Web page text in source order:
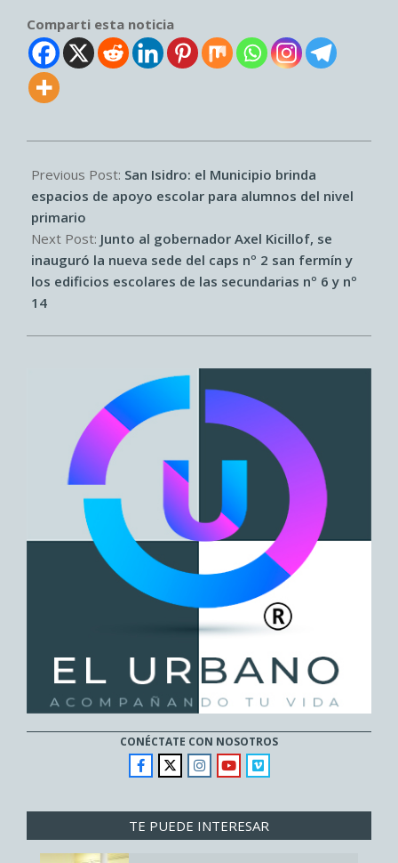
Comparti esta noticia
06-
25
Previous Post: San Isidro: el Municipio brinda
espacios de apoyo escolar para alumnos del nivel
primario
Next Post: Junto al gobernador Axel Kicillof, se
inauguró la nueva sede del caps nº 2 san fermín y
los edificios escolares de las secundarias nº 6 y nº
14
CONÉCTATE CON NOSOTROS
TE PUEDE INTERESAR